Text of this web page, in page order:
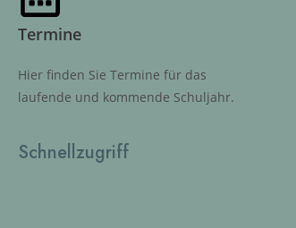
Termine
Hier finden Sie Termine für das
laufende und kommende Schuljahr.
Schnellzugriff